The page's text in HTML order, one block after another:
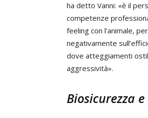
ha detto Vanni: «è il
competenze
feeling con l’animale,
negativamente
dove atteggiamenti
aggressività».
Biosicurezza